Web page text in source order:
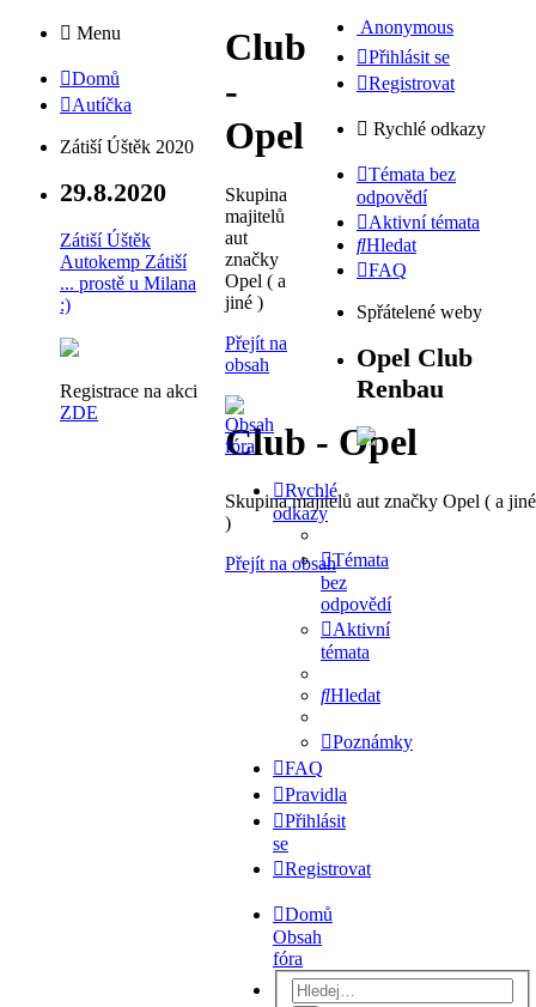
Menu
Domů
Autíčka
Zátiší Úštěk 2020
29.8.2020
Zátiší Úštěk
Autokemp Zátiší
... prostě u Milana
:)
Registrace na akci
ZDE
Club
-
Opel
Skupina
majitelů
aut
značky
Opel ( a
jiné )
Přejít na
obsah
Club - Opel
Skupina majitelů aut značky Opel ( a jiné
)
Přejít na obsah
Rychlé
odkazy
Témata
bez
odpovědí
Aktivní
témata
Hledat
Poznámky
FAQ
Pravidla
Přihlásit
se
Registrovat
Domů
Obsah
fóra
Anonymous
Přihlásit se
Registrovat
Rychlé odkazy
Témata bez
odpovědí
Aktivní témata
Hledat
FAQ
Spřátelené weby
Opel Club
Renbau